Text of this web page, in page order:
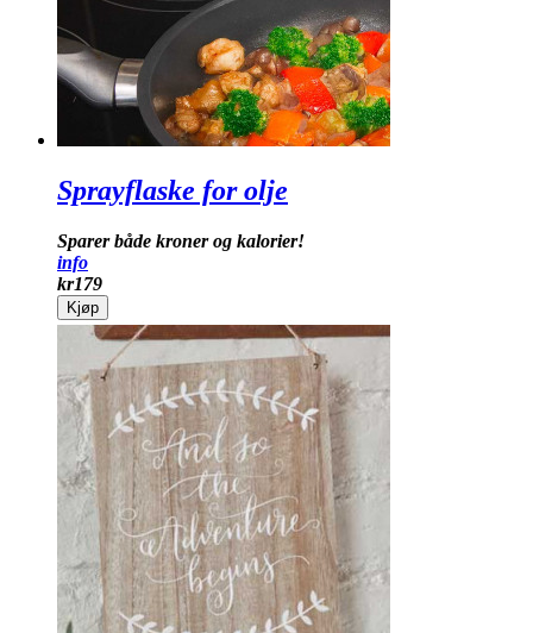
Sprayflaske for olje
Sparer både kroner og kalorier!
info
kr179
Kjøp